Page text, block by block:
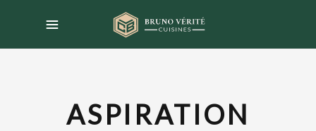
ASPIRATION